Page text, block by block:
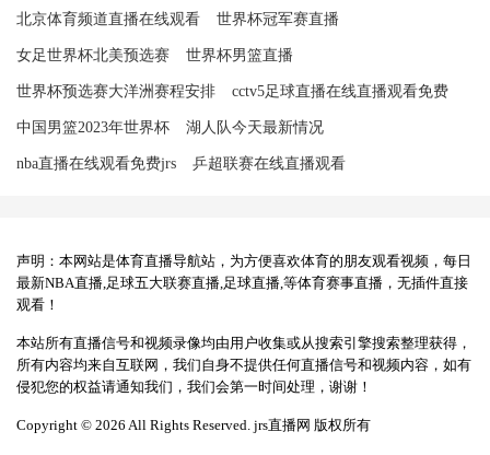
北京体育频道直播在线观看 世界杯冠军赛直播
女足世界杯北美预选赛 世界杯男篮直播
世界杯预选赛大洋洲赛程安排 cctv5足球直播在线直播观看免费
中国男篮2023年世界杯 湖人队今天最新情况
nba直播在线观看免费jrs 乒超联赛在线直播观看
声明：本网站是体育直播导航站，为方便喜欢体育的朋友观看视频，每日
最新NBA直播,足球五大联赛直播,足球直播,等体育赛事直播，无插件直接
观看！
本站所有直播信号和视频录像均由用户收集或从搜索引擎搜索整理获得，
所有内容均来自互联网，我们自身不提供任何直播信号和视频内容，如有
侵犯您的权益请通知我们，我们会第一时间处理，谢谢！
Copyright © 2026 All Rights Reserved. jrs直播网 版权所有